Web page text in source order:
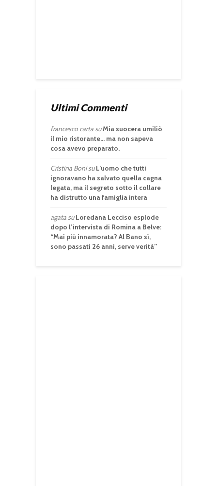
Ultimi Commenti
francesco cartasuMia suocera umiliò
il mio ristorante… ma non sapeva
cosa avevo preparato.
Cristina BonisuL’uomo che tutti
ignoravano ha salvato quella cagna
legata, ma il segreto sotto il collare
ha distrutto una famiglia intera
agatasuLoredana Lecciso esplode
dopo l’intervista di Romina a Belve:
“Mai più innamorata? Al Bano sì,
sono passati 26 anni, serve verità”